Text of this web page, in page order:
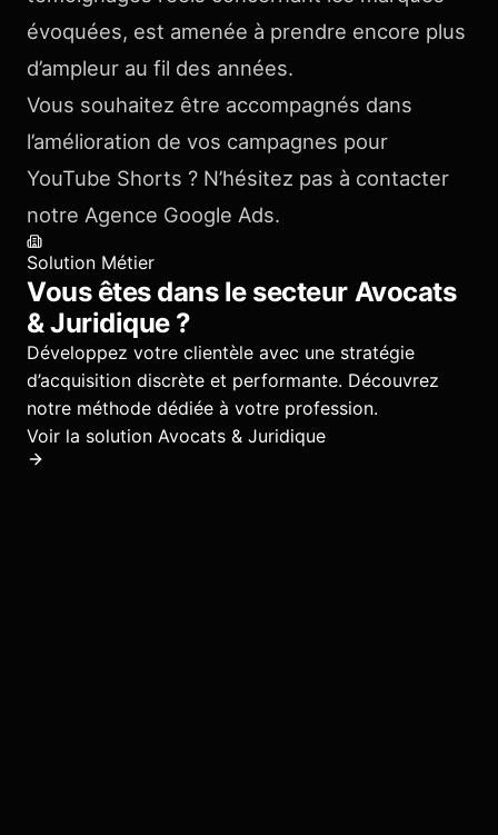
évoquées, est amenée à prendre encore plus
d’ampleur au fil des années.
Vous souhaitez être accompagnés dans
l’amélioration de vos campagnes pour
YouTube Shorts ? N’hésitez pas à contacter
notre Agence Google Ads.
Solution Métier
Vous êtes dans le secteur Avocats
& Juridique?
Développez votre clientèle avec une stratégie
d’acquisition discrète et performante. Découvrez
notre méthode dédiée à votre profession.
Voir la solution Avocats & Juridique